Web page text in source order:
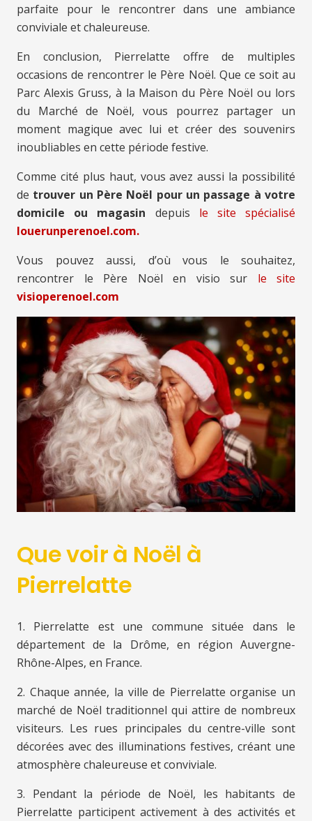
parfaite pour le rencontrer dans une ambiance
conviviale et chaleureuse.
En conclusion, Pierrelatte offre de multiples
occasions de rencontrer le Père Noël. Que ce soit au
Parc Alexis Gruss, à la Maison du Père Noël ou lors
du Marché de Noël, vous pourrez partager un
moment magique avec lui et créer des souvenirs
inoubliables en cette période festive.
Comme cité plus haut, vous avez aussi la possibilité
de trouver un Père Noël pour un passage à votre
domicile ou magasin depuis le site spécialisé
louerunperenoel.com.
Vous pouvez aussi, d’où vous le souhaitez,
rencontrer le Père Noël en visio sur le site
visioperenoel.com
Que voir à Noël à
Pierrelatte
1. Pierrelatte est une commune située dans le
département de la Drôme, en région Auvergne-
Rhône-Alpes, en France.
2. Chaque année, la ville de Pierrelatte organise un
marché de Noël traditionnel qui attire de nombreux
visiteurs. Les rues principales du centre-ville sont
décorées avec des illuminations festives, créant une
atmosphère chaleureuse et conviviale.
3. Pendant la période de Noël, les habitants de
Pierrelatte participent activement à des activités et